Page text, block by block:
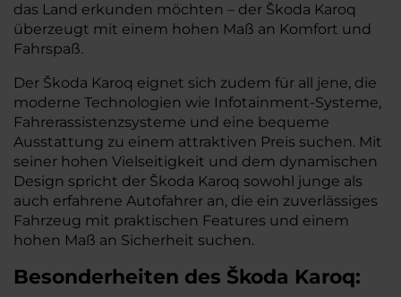
das Land erkunden möchten – der Škoda Karoq
überzeugt mit einem hohen Maß an Komfort und
Fahrspaß.
Der Škoda Karoq eignet sich zudem für all jene, die
moderne Technologien wie Infotainment-Systeme,
Fahrerassistenzsysteme und eine bequeme
Ausstattung zu einem attraktiven Preis suchen. Mit
seiner hohen Vielseitigkeit und dem dynamischen
Design spricht der Škoda Karoq sowohl junge als
auch erfahrene Autofahrer an, die ein zuverlässiges
Fahrzeug mit praktischen Features und einem
hohen Maß an Sicherheit suchen.
Besonderheiten des Škoda Karoq: